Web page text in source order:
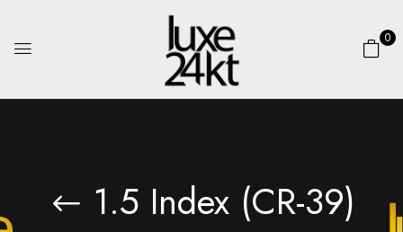
0
1.5 Index (CR-39)